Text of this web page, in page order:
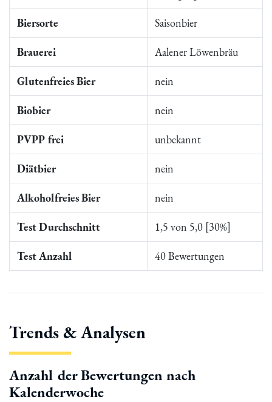
Biersorte Saisonbier
Brauerei Aalener Löwenbräu
Glutenfreies Bier nein
Biobier nein
PVPP frei unbekannt
Diätbier nein
Alkoholfreies Bier nein
Test Durchschnitt 1,5 von 5,0 [30%]
Test Anzahl 40 Bewertungen
Trends & Analysen
Anzahl der Bewertungen nach
Kalenderwoche